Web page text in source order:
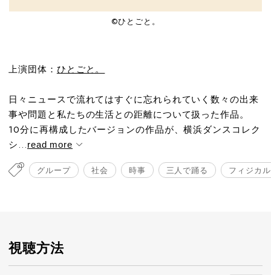
©︎ひとごと。
上演団体： ひとごと。
日々ニュースで流れてはすぐに忘れられていく数々の出来
事や問題と私たちの生活との距離について扱った作品。
10分に再構成したバージョンの作品が、横浜ダンスコレク
シ...read more
グループ 社会 時事 三人で踊る フィジカ
視聴方法